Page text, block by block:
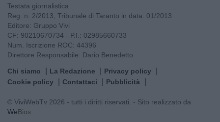
Testata giornalistica
Reg. n. 2/2013, Tribunale di Taranto in data: 01/2013
Editore: Gruppo Vivi
CF: 90210670734 - P.I.: 02985660733
Num. Iscrizione ROC: 44396
Direttore Responsabile: Dario Benedetto
Chi siamo La Redazione
Privacy policy
Cookie policy
Contattaci Pubblicità
© ViviWebTv 2026 - tutti i diritti riservati. - Sito realizzato da
WeBios